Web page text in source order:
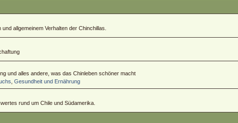
allgemeinem Verhalten der Chinchillas.
und alles andere, was das Chinleben schöner macht
Gesundheit und Ernährung
rund um Chile und Südamerika.